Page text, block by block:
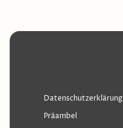
Datenschutzerklärung
Präambel